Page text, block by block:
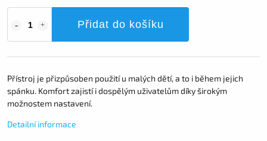
Přidat do košíku
Přístroj je přizpůsoben použití u malých dětí, a to i během jejich
spánku. Komfort zajistí i dospělým uživatelům díky širokým
možnostem nastavení.
Detailní informace